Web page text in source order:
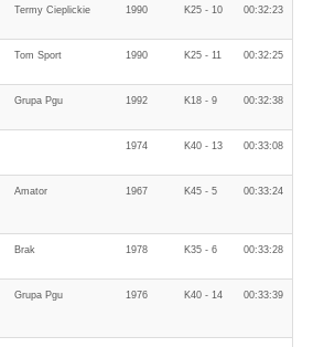
Termy Cieplickie 1990 K25 - 10 00:32:23
Tom Sport 1990 K25 - 11 00:32:25
Grupa Pgu 1992 K18 - 9 00:32:38
1974 K40 - 13 00:33:08
Amator 1967 K45 - 5 00:33:24
Brak 1978 K35 - 6 00:33:28
Grupa Pgu 1976 K40 - 14 00:33:39